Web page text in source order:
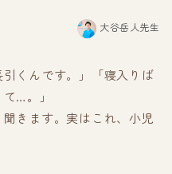
大谷岳人先生
引くんです。」「寝入りば
…。」
きます。実はこれ、小児